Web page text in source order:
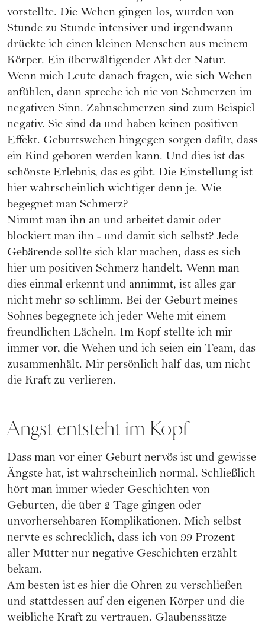
vorstellte. Die Wehen gingen los, wurden von
Stunde zu Stunde intensiver und irgendwann
drückte ich einen kleinen Menschen aus meinem
Körper. Ein überwältigender Akt der Natur.
Wenn mich Leute danach fragen, wie sich Wehen
anfühlen, dann spreche ich nie von Schmerzen im
negativen Sinn. Zahnschmerzen sind zum Beispiel
negativ. Sie sind da und haben keinen positiven
Effekt. Geburtswehen hingegen sorgen dafür, dass
ein Kind geboren werden kann. Und dies ist das
schönste Erlebnis, das es gibt. Die Einstellung ist
hier wahrscheinlich wichtiger denn je. Wie
begegnet man Schmerz?
Nimmt man ihn an und arbeitet damit oder
blockiert man ihn - und damit sich selbst? Jede
Gebärende sollte sich klar machen, dass es sich
hier um positiven Schmerz handelt. Wenn man
dies einmal erkennt und annimmt, ist alles gar
nicht mehr so schlimm. Bei der Geburt meines
Sohnes begegnete ich jeder Wehe mit einem
freundlichen Lächeln. Im Kopf stellte ich mir
immer vor, die Wehen und ich seien ein Team, das
zusammenhält. Mir persönlich half das, um nicht
die Kraft zu verlieren.
Angst entsteht im Kopf
Dass man vor einer Geburt nervös ist und gewisse
Ängste hat, ist wahrscheinlich normal. Schließlich
hört man immer wieder Geschichten von
Geburten, die über 2 Tage gingen oder
unvorhersehbaren Komplikationen. Mich selbst
nervte es schrecklich, dass ich von 99 Prozent
aller Mütter nur negative Geschichten erzählt
bekam.
Am besten ist es hier die Ohren zu verschließen
und stattdessen auf den eigenen Körper und die
weibliche Kraft zu vertrauen. Glaubenssätze